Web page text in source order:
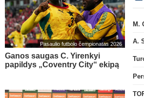
Pasaulio futbolo čempionatas 2026
Ganos saugas C. Yirenkyi
papildys „Coventry City“ ekipą